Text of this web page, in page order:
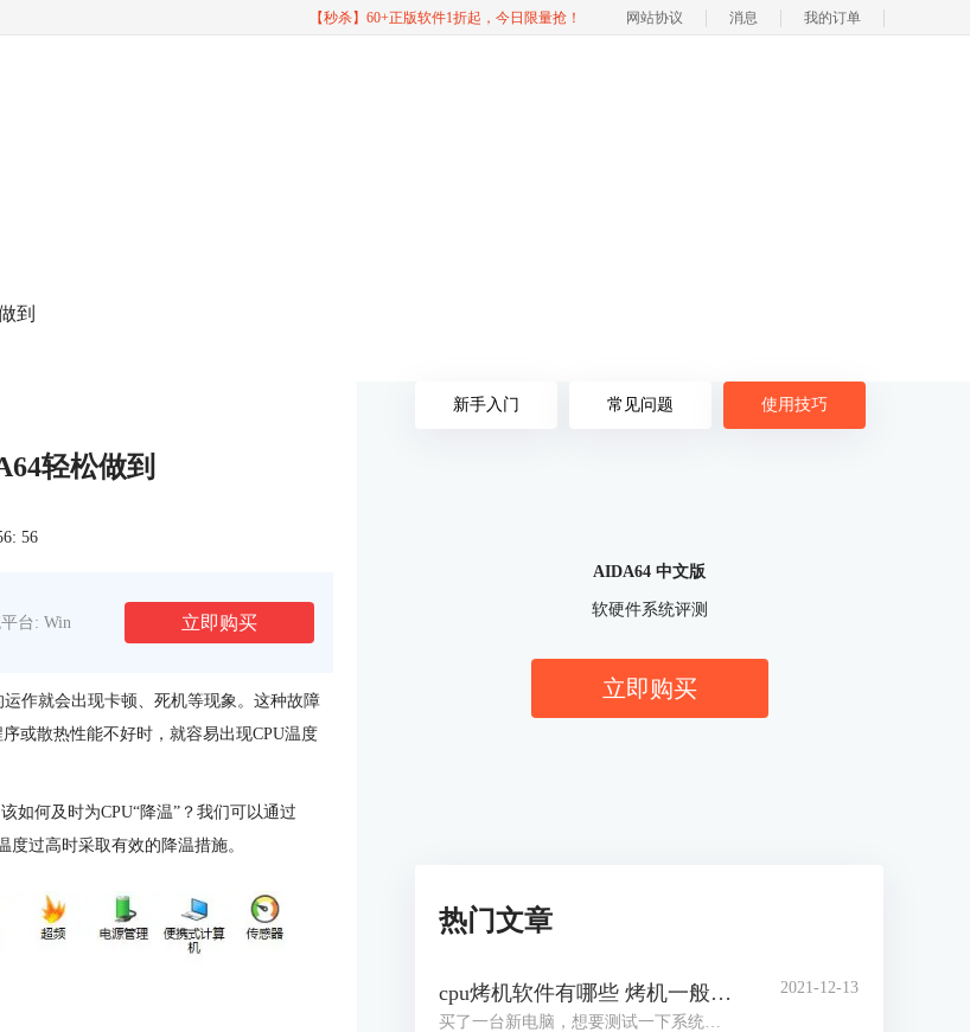
【秒杀】60+正版软件1折起，今日限量抢！ 网站协议 消息 我的订单
到
轻松做到
56
台: Win
立即购买
作就会出现卡顿、死机等现象。这种故障
或散热性能不好时，就容易出现CPU温度
如何及时为CPU“降温”？我们可以通过
过高时采取有效的降温措施。
新手入门 常见问题 使用技巧
AIDA64 中文版
软硬件系统评测
立即购买
热门文章
cpu烤机软件有哪些 烤机一般用什么软件
买了一台新电脑，想要测试一下系统的稳定性，对于市场上眼花缭乱的烤机软件，许多网友不知道怎么选择，到底用哪一个软件好，那么小编就来为大家介绍一下烤机软件有哪些，烤机一般用什么软件，，希望可以帮助到网友们少走弯路。
2021-12-13